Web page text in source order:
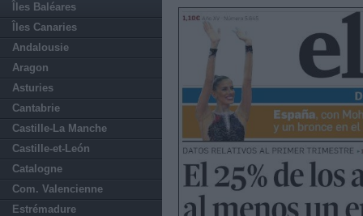
Îles Baléares
Îles Canaries
Andalousie
Aragon
Asturies
Cantabrie
Castille-La Manche
Castille-et-León
Catalogne
Com. Valencienne
Estrémadure